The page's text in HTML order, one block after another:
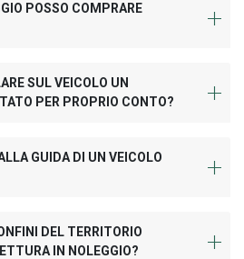
POSSO COMPRARE
SUL VEICOLO UN
PER PROPRIO CONTO?
GUIDA DI UN VEICOLO
DEL TERRITORIO
IN NOLEGGIO?